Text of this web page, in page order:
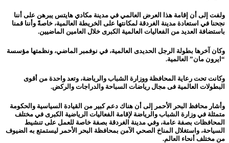
ولفت إلى أن إقامة هذا العرض العالمي في مدينة مكادي هايتس يبرهن على أننا
نجحنا في استعادة مدينة الغردقة لمكانتها على الخريطة العالمية، خاصةً وأننا قمنا
باستضافة العديد من الفعاليات العالمية الكبرى خلال العامين الماضيين.
وكان آخرها بطولة الرجل الحديدى العالمية، في نوفمبر الماضي، ونظمتها مؤسسة
“ايرون مان” العالمية.
وكانت تحت رعاية المحافظة ووزارة الشباب والرياضة، وتعد واحدة من أقوى
البطولات العالمية فى مجال رياضات السباحة والدراجات والركض.
وأشار محافظ البحر الأحمر إلى أن هناك دعم كبير من القيادة السياسية والحكومة
متمثلة في وزارة الشباب والرياضة لإقامة الفعاليات الرياضية الكبرى في مختلف
المحافظات بصفة عامة، وفي مدينة الغردقة بصفة خاصة للعمل على تنشيط
السياحة، واستغلال المناخ الصحي الآمن بمحافظة البحر الأحمر ليستمتع به الضيوف
من مختلف أنحاء العالم.